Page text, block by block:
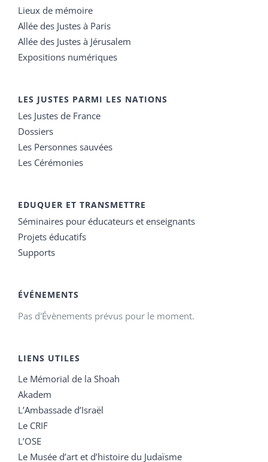
Lieux de mémoire
Allée des Justes à Paris
Allée des Justes à Jérusalem
Expositions numériques
LES JUSTES PARMI LES NATIONS
Les Justes de France
Dossiers
Les Personnes sauvées
Les Cérémonies
EDUQUER ET TRANSMETTRE
Séminaires pour éducateurs et enseignants
Projets éducatifs
Supports
ÉVÉNEMENTS
Pas d'Évènements prévus pour le moment.
LIENS UTILES
Le Mémorial de la Shoah
Akadem
L’Ambassade d’Israël
Le CRIF
L’OSE
Le Musée d’art et d’histoire du Judaïsme